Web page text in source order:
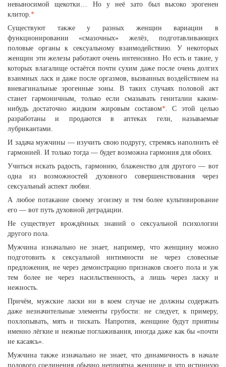
невыносимой щекотки… Но у неё зато был высоко эрогенен
клитор.*
Существуют также у разных женщин вариации в
функционировании «смазочных» желёз, подготавливающих
половые органы к сексуальному взаимодействию. У некоторых
женщин эти железы работают очень интенсивно. Но есть и такие, у
которых влагалище остаётся почти сухим даже после очень долгих
взаимных ласк и даже после оргазмов, вызванных воздействием на
вневагинальные эрогенные зоны. В таких случаях половой акт
станет гармоничным, только если смазывать гениталии каким-
нибудь достаточно жидким жировым составом*. С этой целью
разработаны и продаются в аптеках гели, называемые
лубрикантами.
И задача мужчины — изучить свою подругу, стремясь наполнить её
гармонией. И только тогда — будет возможна гармония для обоих.
Учиться искать радость, гармонию, блаженство для другого — вот
одна из возможностей духовного совершенствования через
сексуальный аспект любви.
А любое потакание своему эгоизму и тем более культивирование
его — вот путь духовной деградации.
Не существует врождённых знаний о сексуальной психологии
другого пола.
Мужчина изначально не знает, например, что женщину можно
подготовить к сексуальной интимности не через словесные
предложения, не через демонстрацию признаков своего пола и уж
тем более не через насильственность, а лишь через ласку и
нежность.
Причём, мужские ласки ни в коем случае не должны содержать
даже незначительные элементы грубости: не следует, к примеру,
похлопывать, мять и тискать. Напротив, женщине будут приятны
именно лёгкие и нежные поглаживания, иногда даже как бы «почти
не касаясь».
Мужчина также изначально не знает, что динамичность в начале
полового соединения обычно неприятна женщине и что истинную